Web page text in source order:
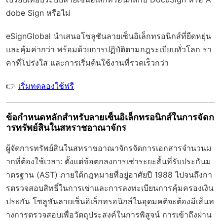
dobe Sign หรือไม่
eSignGlobal นำเสนอโซลูชันลายเซ็นอิเล็กทรอนิกส์ที่ยืดหยุ่น
และคุ้มค่ากว่า พร้อมด้วยการปฏิบัติตามกฎระเบียบทั่วโลก รา
คาที่โปร่งใส และการเริ่มต้นใช้งานที่รวดเร็วกว่า
👉 เริ่มทดลองใช้ฟรี
ข้อกำหนดหลักสำหรับลายเซ็นอิเล็กทรอนิกส์ในการจัดก
ารทรัพย์สินในสหราชอาณาจักร
ผู้จัดการทรัพย์สินในสหราชอาณาจักรจัดการเอกสารจำนวนม
ากที่ต้องใช้เวลา: ตั้งแต่ข้อตกลงการเช่าระยะสั้นที่รับประกันม
าตรฐาน (AST) ภายใต้กฎหมายที่อยู่อาศัยปี 1988 ไปจนถึงกา
รตรวจสอบสิทธิ์ในการเช่าและการลงทะเบียนการคุ้มครองเงิน
ประกัน โซลูชันลายเซ็นอิเล็กทรอนิกส์ในอุดมคติจะต้องมีเส้นท
างการตรวจสอบเพื่อวัตถุประสงค์ในการพิสูจน์ การเข้าถึงผ่าน